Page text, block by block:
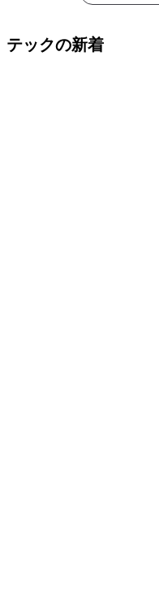
テックの新着